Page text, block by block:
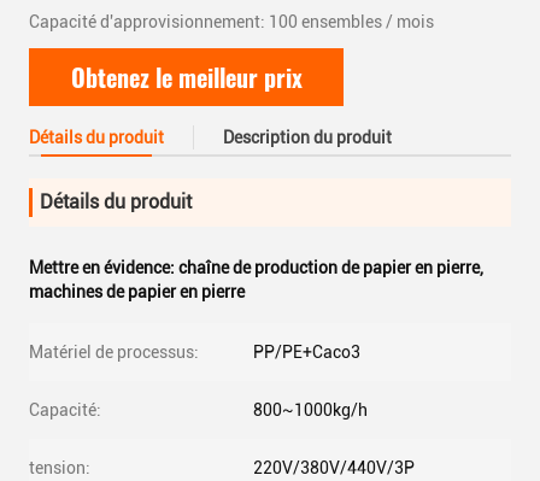
Capacité d'approvisionnement: 100 ensembles / mois
Obtenez le meilleur prix
Détails du produit Description du produit
Détails du produit
Mettre en évidence: chaîne de production de papier en pierre,
machines de papier en pierre
Matériel de processus: PP/PE+Caco3
Capacité: 800~1000kg/h
tension: 220V/380V/440V/3P